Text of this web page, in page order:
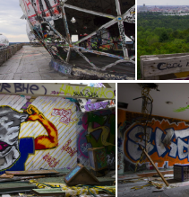
Teufelsberg (33)